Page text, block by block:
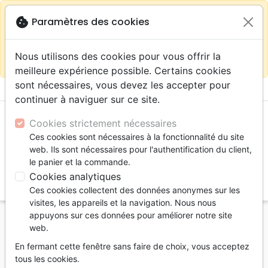
Continuer sur le site France close
warningSelon votre
localisation (États-
sur la boutique La Maison de la Bible Suisse
menu shopping_cart
Accueil eBooks
Edification
génération - PDF
cookie Paramètres des cookies
Nous utilisons des cookies pour vous offrir la
meilleure expérience possible. Certains cookies
sont nécessaires, vous devez les accepter pour
continuer à naviguer sur ce site.
Cookies strictement nécessaires
Ces cookies sont nécessaires à la fonctionnalité du site
web. Ils sont nécessaires pour l'authentification du client,
le panier et la commande.
Cookies analytiques
Ces cookies collectent des données anonymes sur les
visites, les appareils et la navigation. Nous nous
appuyons sur ces données pour améliorer notre site
web.
En fermant cette fenêtre sans faire de choix, vous acceptez
tous les cookies.